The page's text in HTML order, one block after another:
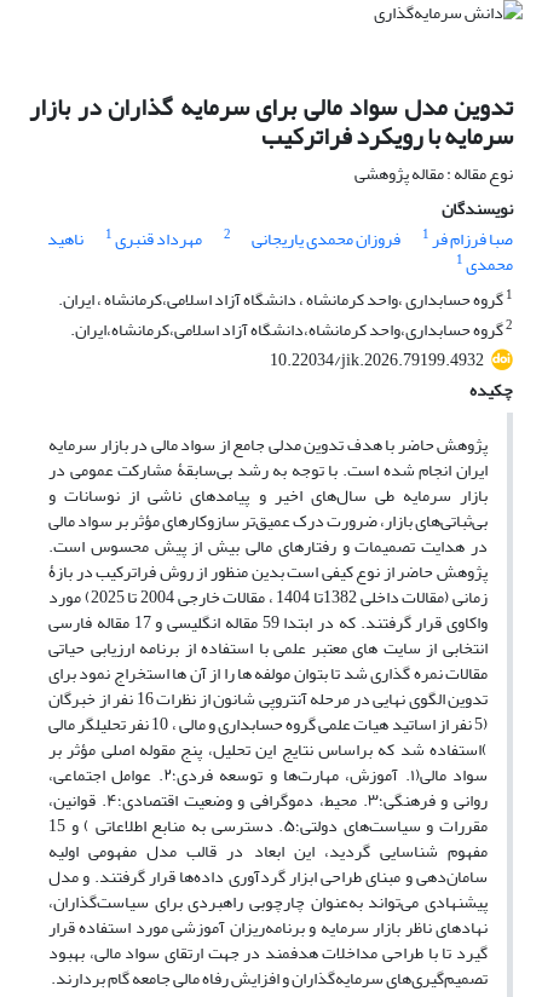
تدوین مدل سواد مالی برای سرمایه گذاران در بازار
سرمایه با رویکرد فراترکیب
نوع مقاله : مقاله پژوهشی
نویسندگان
صبا فرزام فر1 فروزان محمدی یاریجانی 2 مهرداد قنبری1 ناهید
محمدی1
1گروه حسابداری ،واحد کرمانشاه ، دانشگاه آزاد اسلامی،کرمانشاه ، ایران.
2گروه حسابداری،واحد کرمانشاه،دانشگاه آزاد اسلامی،کرمانشاه،ایران.
10.22034/jik.2026.79199.4932
چکیده
پژوهش حاضر با هدف تدوین مدلی جامع از سواد مالی در بازار سرمایه
ایران انجام شده است. با توجه به رشد بی‌سابقۀ مشارکت عمومی در
بازار سرمایه طی سال‌های اخیر و پیامدهای ناشی از نوسانات و
بی‌ثباتی‌های بازار، ضرورت درک عمیق‌تر سازوکارهای مؤثر بر سواد مالی
در هدایت تصمیمات و رفتارهای مالی بیش از پیش محسوس است.
پژوهش حاضر از نوع کیفی است بدین منظور از روش فراترکیب در بازۀ
زمانی (مقالات داخلی 1382تا 1404 ، مقالات خارجی 2004 تا 2025) مورد
واکاوی قرار گرفتند. که در ابتدا 59 مقاله انگلیسی و 17 مقاله فارسی
انتخابی از سایت های معتبر علمی با استفاده از برنامه ارزیابی حیاتی
مقالات نمره گذاری شد تا بتوان مولفه ها را از آن ها استخراج نمود برای
تدوین الگوی نهایی در مرحله آنتروپی شانون از نظرات 16 نفر از خبرگان
(5 نفر از اساتید هیات علمی گروه حسابداری و مالی ، 10 نفر تحلیلگر مالی
)استفاده شد که براساس نتایج این تحلیل، پنج مقوله اصلی مؤثر بر
سواد مالی(۱. آموزش، مهارت‌ها و توسعه فردی؛۲. عوامل اجتماعی،
روانی و فرهنگی؛۳. محیط، دموگرافی و وضعیت اقتصادی؛۴. قوانین،
مقررات و سیاست‌های دولتی؛۵. دسترسی به منابع اطلاعاتی ) و 15
مفهوم شناسایی گردید، این ابعاد در قالب مدل مفهومی اولیه
سامان‌دهی و مبنای طراحی ابزار گردآوری داده‌ها قرار گرفتند. و مدل
پیشنهادی می‌تواند به‌عنوان چارچوبی راهبردی برای سیاست‌گذاران،
نهادهای ناظر بازار سرمایه و برنامه‌ریزان آموزشی مورد استفاده قرار
گیرد تا با طراحی مداخلات هدفمند در جهت ارتقای سواد مالی، بهبود
تصمیم‌گیری‌های سرمایه‌گذاران و افزایش رفاه مالی جامعه گام بردارند.